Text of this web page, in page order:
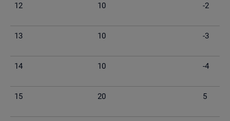
12 10 -2
13 10 -3
14 10 -4
15 20 5